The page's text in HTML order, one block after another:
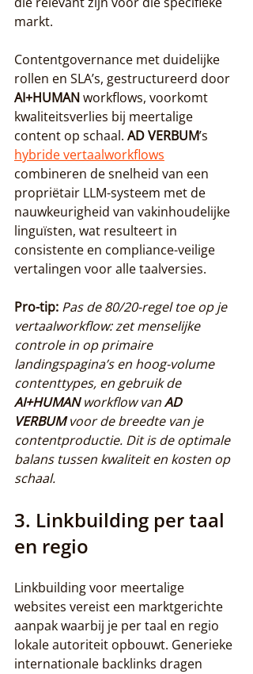
markt.
Contentgovernance met duidelijke
rollen en SLA’s, gestructureerd door
AI+HUMAN workflows, voorkomt
kwaliteitsverlies bij meertalige
content op schaal. AD VERBUM’s
hybride vertaalworkflows
combineren de snelheid van een
propriëtair LLM-systeem met de
nauwkeurigheid van vakinhoudelijke
linguïsten, wat resulteert in
consistente en compliance-veilige
vertalingen voor alle taalversies.
Pro-tip: Pas de 80/20-regel toe op je
vertaalworkflow: zet menselijke
controle in op primaire
landingspagina’s en hoog-volume
contenttypes, en gebruik de
AI+HUMAN workflow van AD
VERBUM voor de breedte van je
contentproductie. Dit is de optimale
balans tussen kwaliteit en kosten op
schaal.
3. Linkbuilding per taal
en regio
Linkbuilding voor meertalige
websites vereist een marktgerichte
aanpak waarbij je per taal en regio
lokale autoriteit opbouwt. Generieke
internationale backlinks dragen